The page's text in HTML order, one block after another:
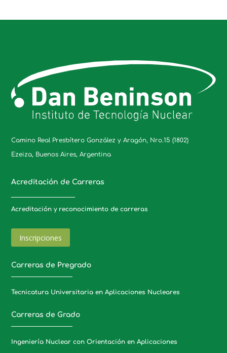
Camino Real Presbítero González y Aragón, Nro.15 (1802)
Ezeiza, Buenos Aires, Argentina
Acreditación de Carreras
Acreditación y reconocimiento de carreras
Inscripciones
Carreras de Pregrado
Tecnicatura Universitaria en Aplicaciones Nucleares
Carreras de Grado
Ingeniería Nuclear con Orientación en Aplicaciones